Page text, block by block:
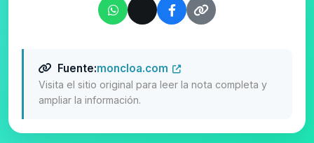
Fuente:moncloa.com
Visita el sitio original para leer la nota completa y
ampliar la información.